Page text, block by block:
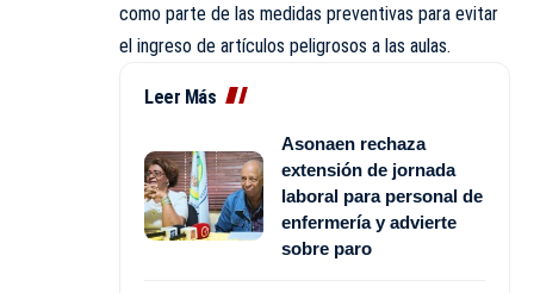
como parte de las medidas preventivas para evitar
el ingreso de artículos peligrosos a las aulas.
Leer Más
Asonaen rechaza
extensión de jornada
laboral para personal de
enfermería y advierte
sobre paro